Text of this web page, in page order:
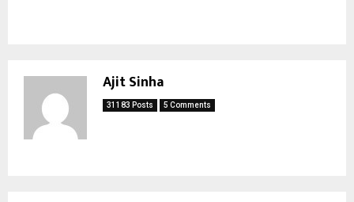
Ajit Sinha
31183 Posts 5 Comments